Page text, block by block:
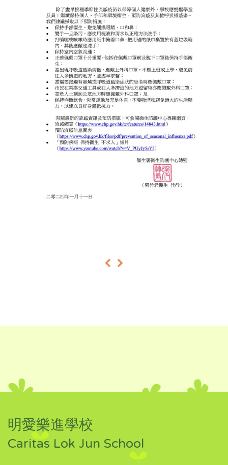
« »
明愛樂進學校
Caritas Lok Jun School